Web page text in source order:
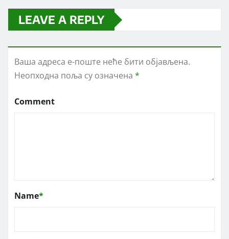
LEAVE A REPLY
Ваша адреса е-поште неће бити објављена.
Неопходна поља су означена *
Comment
Name*